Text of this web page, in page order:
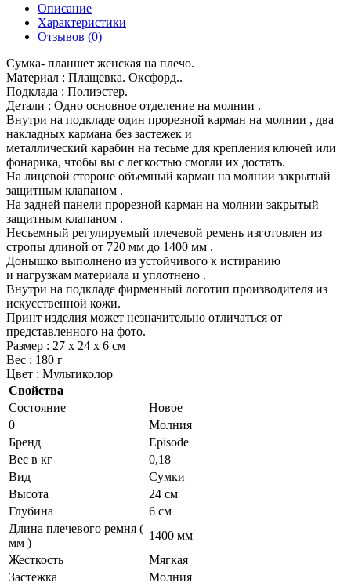
Описание
Характеристики
Отзывов (0)
Сумка- планшет женская на плечо.
Материал : Плащевка. Оксфорд..
Подклада : Полиэстер.
Детали : Одно основное отделение на молнии .
Внутри на подкладе один прорезной карман на молнии , два
накладных кармана без застежек и
металлический карабин на тесьме для крепления ключей или
фонарика, чтобы вы с легкостью смогли их достать.
На лицевой стороне объемный карман на молнии закрытый
защитным клапаном .
На задней панели прорезной карман на молнии закрытый
защитным клапаном .
Несъемный регулируемый плечевой ремень изготовлен из
стропы длиной от 720 мм до 1400 мм .
Донышко выполнено из устойчивого к истиранию
и нагрузкам материала и уплотнено .
Внутри на подкладе фирменный логотип производителя из
искусственной кожи.
Принт изделия может незначительно отличаться от
представленного на фото.
Размер : 27 х 24 х 6 см
Вес : 180 г
Цвет : Мультиколор
Свойства
Состояние
Новое
0
Молния
Бренд
Episode
Вес в кг
0,18
Вид
Сумки
Высота
24 см
Глубина
6 см
Длина плечевого ремня (
мм )
1400 мм
Жесткость
Мягкая
Застежка
Молния